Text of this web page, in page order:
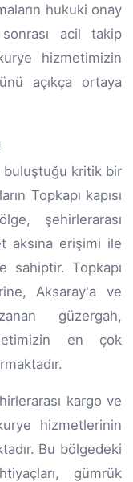
hukuki onay
acil takip
hizmetimizin
açıkça ortaya
buluştuğu kritik bir
Topkapı kapısı
şehirlerarası
aksına erişimi ile
sahiptir. Topkapı
Aksaray'a ve
güzergah,
en çok
kargo ve
hizmetlerinin
Bu bölgedeki
gümrük